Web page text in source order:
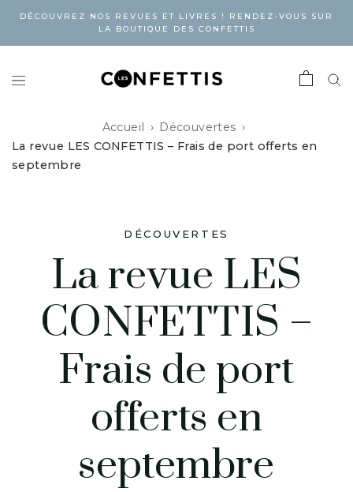
DÉCOUVREZ NOS REVUES ET LIVRES ! RENDEZ-VOUS SUR
LA BOUTIQUE DES CONFETTIS
Accueil
Découvertes
La revue LES CONFETTIS – Frais de port offerts en
septembre
DÉCOUVERTES
La revue LES
CONFETTIS –
Frais de port
offerts en
septembre